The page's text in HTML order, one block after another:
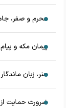
محرم و صفر،
پیمان مکه و
هنر، زبان
ضرورت حمایت